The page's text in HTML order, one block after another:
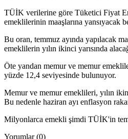
TÜİK verilerine göre Tüketici Fiyat
emeklilerinin maaşlarına yansıyacak
Bu oran, temmuz ayında yapılacak
emeklilerin yılın ikinci yarısında
Öte yandan memur ve memur
yüzde 12,4 seviyesinde bulunuyor.
Memur ve memur emeklileri, yılın
Bu nedenle haziran ayı enflasyon
Milyonlarca emekli şimdi TÜİK'in
Yorumlar (0)